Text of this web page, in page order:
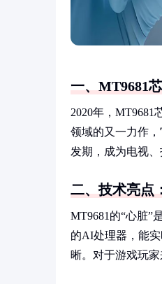
一、MT9681
2020年，
领域的又一力作
发期，成为电视、
二、技术亮点
MT9681的“心脏”
的AI处理器，能
晰。对于游戏玩